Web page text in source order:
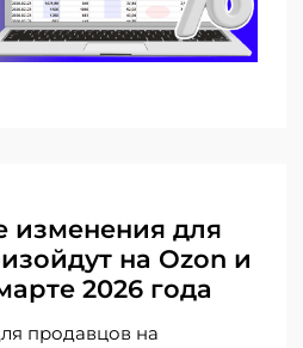
изменения для
на Ozon и
2026 года
продавцов на